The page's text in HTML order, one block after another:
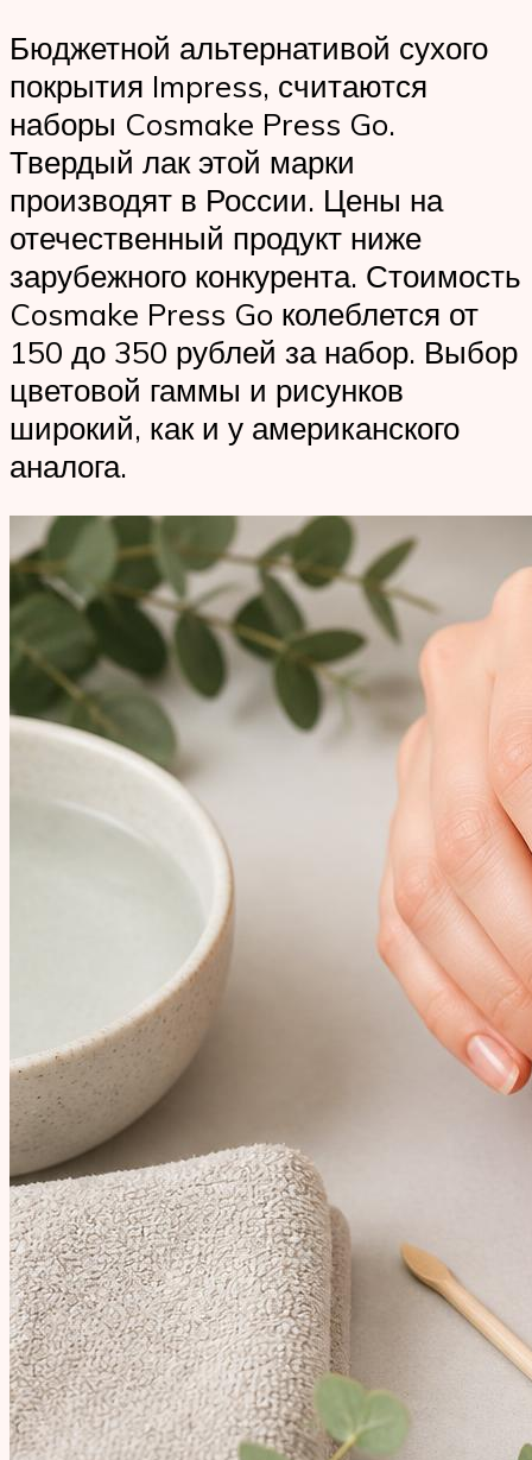
Бюджетной альтернативой сухого
покрытия Impress, считаются
наборы Cosmake Press Go.
Твердый лак этой марки
производят в России. Цены на
отечественный продукт ниже
зарубежного конкурента. Стоимость
Cosmake Press Go колеблется от
150 до 350 рублей за набор. Выбор
цветовой гаммы и рисунков
широкий, как и у американского
аналога.